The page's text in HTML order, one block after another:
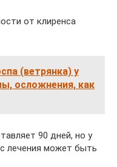
от клиренса
(ветрянка) у
осложнения, как
90 дней, но у
лечения может быть